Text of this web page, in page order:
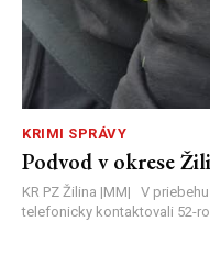
KRIMI SPRÁVY
Podvod v okrese
KR PZ Žilina |MM| V
telefonicky kontaktovali 52-